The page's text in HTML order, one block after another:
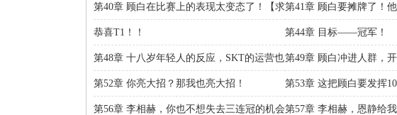
求月票】 读求月票】
第40章 顾白在比赛上的表现太变态了！【求
追读求月票】
第41章 顾白要摊牌了！
章5000字求月票】
恭喜T1！！ 第44章 目标——冠军！
第48章 十八岁年轻人的反应，SKT的运营也
太强了！
第49章 顾白冲进人群，
地裂！
第52章 你亮大招？那我也亮大招！ 第53章 这把顾白要发挥
第56章 李相赫，你也不想失去三连冠的机会第57章 李相赫，恩静给